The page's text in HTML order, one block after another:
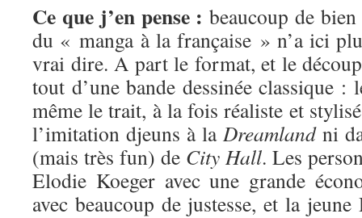
Ce que j’en pense : beaucoup de
du « manga à la française » n’a ici
vrai dire. A part le format, et le
tout d’une bande dessinée classique
même le trait, à la fois réaliste et
l’imitation djeuns à la Dreamlandni
(mais très fun) de City Hall. Les
Elodie Koeger avec une grande
avec beaucoup de justesse, et la